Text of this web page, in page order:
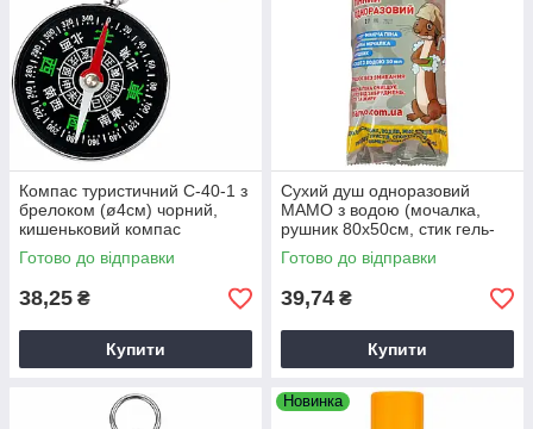
Компас туристичний C-40-1 з
брелоком (ø4см) чорний,
кишеньковий компас
Готово до відправки
38,25 ₴
Купити
Сухий душ одноразовий
МАМО з водою (мочалка,
рушник 80х50см, стик гель-
піна, саше води)
Готово до відправки
39,74 ₴
Купити
Новинка